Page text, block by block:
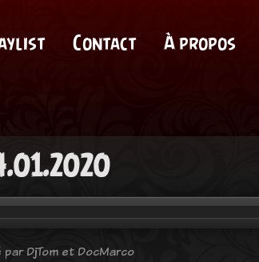
Contact À propos
DjTom et DocMarco